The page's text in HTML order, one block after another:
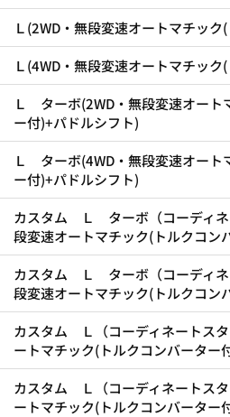
Ｌ(2WD・無段変速オートマチッ
Ｌ(4WD・無段変速オートマチッ
Ｌ ターボ(2WD・無段変速オート
ー付)+パドルシフト)
Ｌ ターボ(4WD・無段変速オート
ー付)+パドルシフト)
カスタム Ｌ ターボ（コーディネ
段変速オートマチック(トルクコン
カスタム Ｌ ターボ（コーディネ
段変速オートマチック(トルクコン
カスタム Ｌ（コーディネートス
ートマチック(トルクコンバーター
カスタム Ｌ（コーディネートス
ートマチック(トルクコンバーター